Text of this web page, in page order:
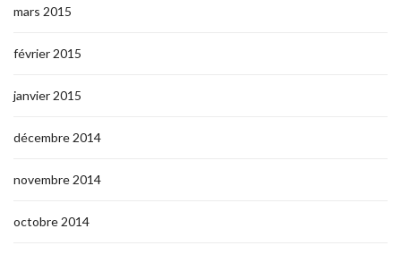
mars 2015
février 2015
janvier 2015
décembre 2014
novembre 2014
octobre 2014